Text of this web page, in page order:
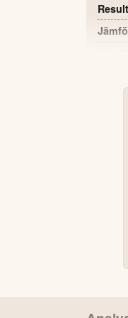
Vinst
VD:S